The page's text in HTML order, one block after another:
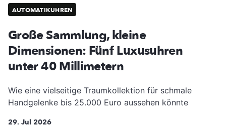
AUTOMATIKUHREN
Große Sammlung, kleine
Dimensionen: Fünf Luxusuhren
unter 40 Millimetern
Wie eine vielseitige Traumkollektion für schmale
Handgelenke bis 25.000 Euro aussehen könnte
29. Jul 2026